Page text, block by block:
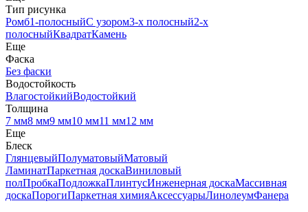
Тип рисунка
Ромб1-полосныйС узором3-х полосный2-х
полосныйКвадратКамень
Еще
Фаска
Без фаски
Водостойкость
ВлагостойкийВодостойкий
Толщина
7 мм8 мм9 мм10 мм11 мм12 мм
Еще
Блеск
ГлянцевыйПолуматовыйМатовый
ЛаминатПаркетная доскаВиниловый
полПробкаПодложкаПлинтусИнженерная доскаМассивная
доскаПорогиПаркетная химияАксессуарыЛинолеумФанера